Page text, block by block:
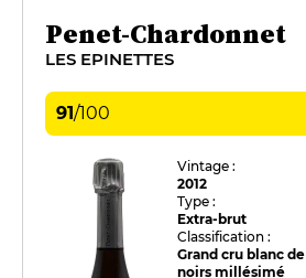
Penet-Chardonnet
LES EPINETTES
91/100
Vintage :
2012
Type :
Extra-brut
Classification :
Grand cru blanc de
noirs millésimé